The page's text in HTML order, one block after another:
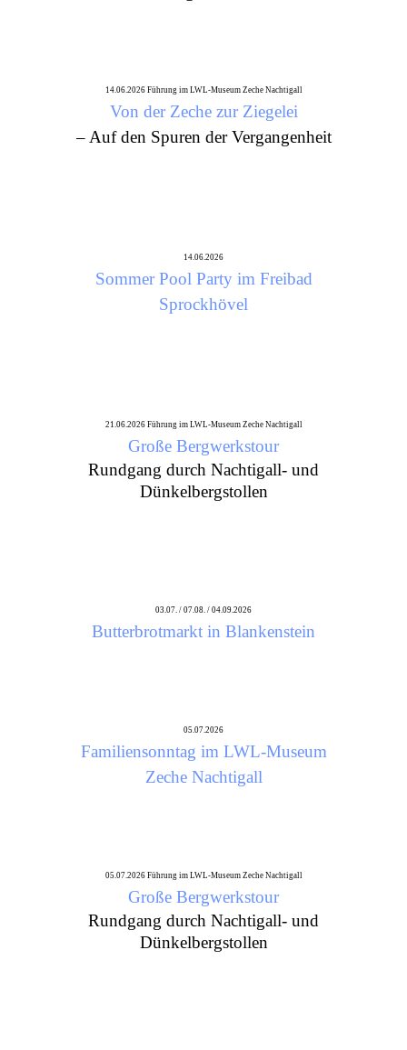
14.06.2026 Führung im LWL-Museum Zeche Nachtigall
Von der Zeche zur Ziegelei
– Auf den Spuren der Vergangenheit
14.06.2026
Sommer Pool Party im Freibad
Sprockhövel
21.06.2026 Führung im LWL-Museum Zeche Nachtigall
Große Bergwerkstour
Rundgang durch Nachtigall- und
Dünkelbergstollen
03.07. / 07.08. / 04.09.2026
Butterbrotmarkt in Blankenstein
05.07.2026
Familiensonntag im LWL-Museum
Zeche Nachtigall
05.07.2026 Führung im LWL-Museum Zeche Nachtigall
Große Bergwerkstour
Rundgang durch Nachtigall- und
Dünkelbergstollen